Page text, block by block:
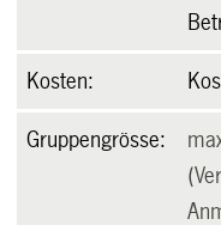
Kosten:
Gruppengrösse: